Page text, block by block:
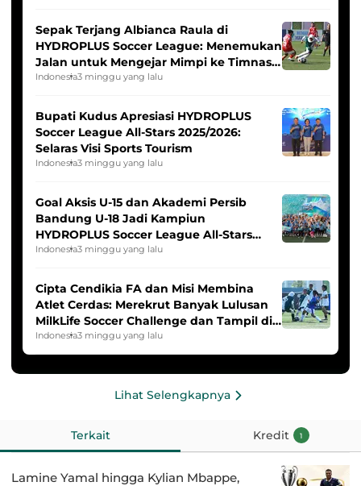
Sepak Terjang Albianca Raula di
HYDROPLUS Soccer League: Menemukan
Jalan untuk Mengejar Mimpi ke Timnas
Indonesia Putri
Indonesia3 minggu yang lalu
Bupati Kudus Apresiasi HYDROPLUS
Soccer League All-Stars 2025/2026:
Selaras Visi Sports Tourism
Indonesia3 minggu yang lalu
Goal Aksis U-15 dan Akademi Persib
Bandung U-18 Jadi Kampiun
HYDROPLUS Soccer League All-Stars
2025/2026
Indonesia3 minggu yang lalu
Cipta Cendikia FA dan Misi Membina
Atlet Cerdas: Merekrut Banyak Lulusan
MilkLife Soccer Challenge dan Tampil di
HYDROPLUS Soccer League
Indonesia3 minggu yang lalu
Lihat Selengkapnya
Terkait Kredit 1
Lamine Yamal hingga Kylian Mbappe,